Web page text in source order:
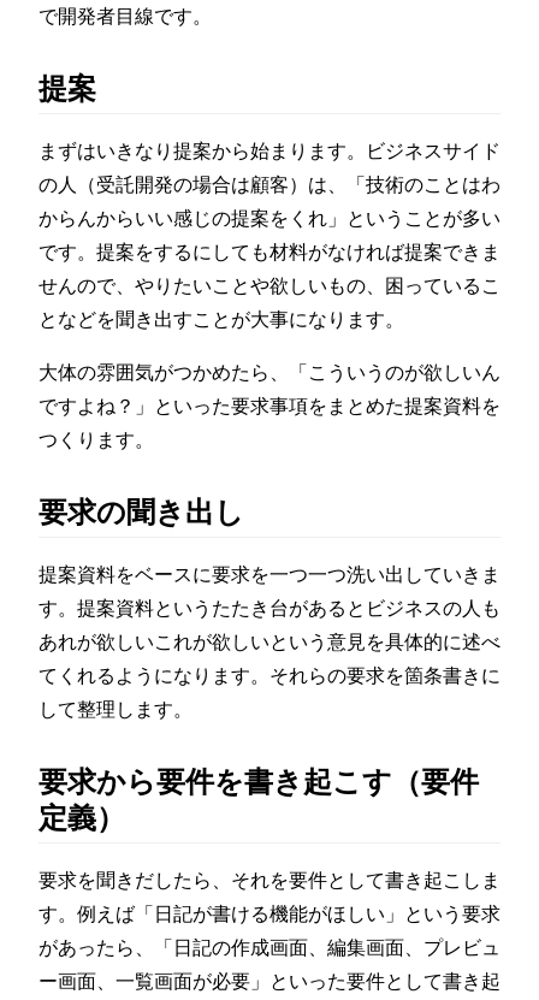
で開発者目線です。
提案
まずはいきなり提案から始まります。ビジネスサイド
の人（受託開発の場合は顧客）は、「技術のことはわ
からんからいい感じの提案をくれ」ということが多い
です。提案をするにしても材料がなければ提案できま
せんので、やりたいことや欲しいもの、困っているこ
となどを聞き出すことが大事になります。
大体の雰囲気がつかめたら、「こういうのが欲しいん
ですよね？」といった要求事項をまとめた提案資料を
つくります。
要求の聞き出し
提案資料をベースに要求を一つ一つ洗い出していきま
す。提案資料というたたき台があるとビジネスの人も
あれが欲しいこれが欲しいという意見を具体的に述べ
てくれるようになります。それらの要求を箇条書きに
して整理します。
要求から要件を書き起こす（要件
定義）
要求を聞きだしたら、それを要件として書き起こしま
す。例えば「日記が書ける機能がほしい」という要求
があったら、「日記の作成画面、編集画面、プレビュ
ー画面、一覧画面が必要」といった要件として書き起